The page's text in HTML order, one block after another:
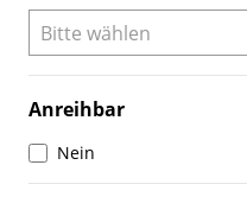
Anreihbar
Nein